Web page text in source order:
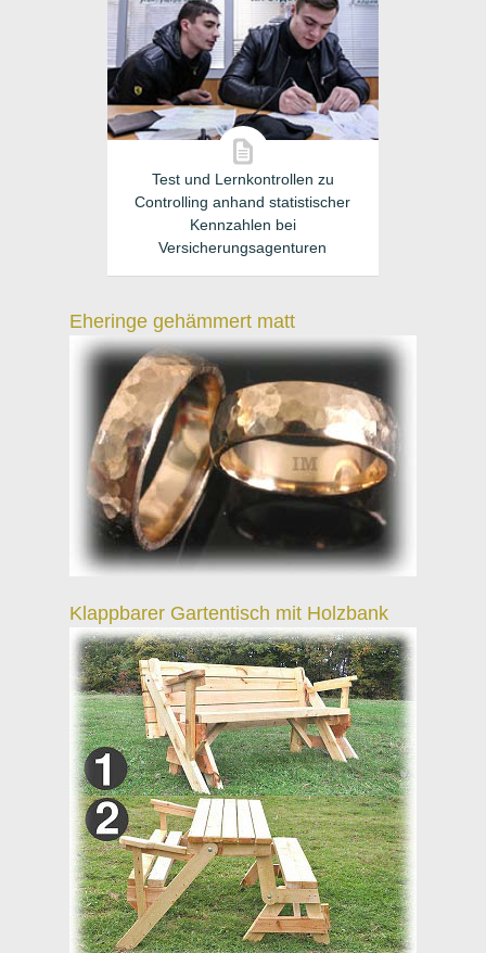
Test und Lernkontrollen zu
Controlling anhand statistischer
Kennzahlen bei
Versicherungsagenturen
Eheringe gehämmert matt
Klappbarer Gartentisch mit Holzbank